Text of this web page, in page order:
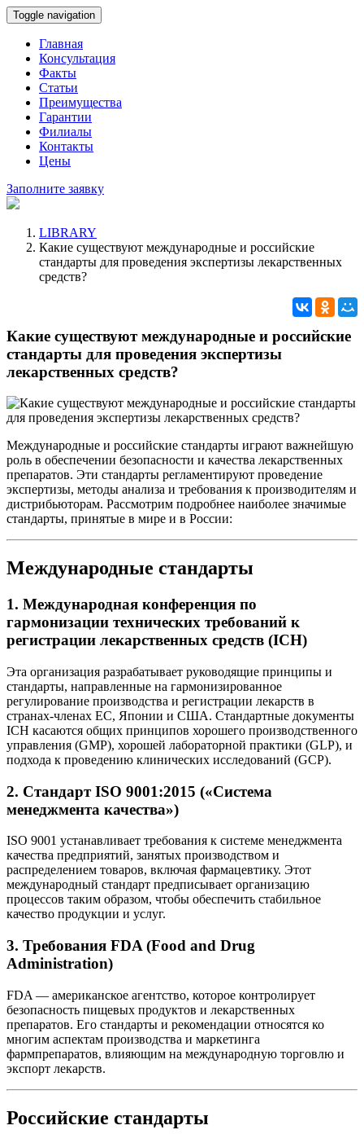
Toggle navigation
Главная
Консультация
Факты
Статьи
Преимущества
Гарантии
Филиалы
Контакты
Цены
Заполните заявку
LIBRARY
Какие существуют международные и российские
стандарты для проведения экспертизы лекарственных
средств?
Какие существуют международные и российские
стандарты для проведения экспертизы
лекарственных средств?
Международные и российские стандарты играют важнейшую
роль в обеспечении безопасности и качества лекарственных
препаратов. Эти стандарты регламентируют проведение
экспертизы, методы анализа и требования к производителям и
дистрибьюторам. Рассмотрим подробнее наиболее значимые
стандарты, принятые в мире и в России:
Международные стандарты
1. Международная конференция по
гармонизации технических требований к
регистрации лекарственных средств (ICH)
Эта организация разрабатывает руководящие принципы и
стандарты, направленные на гармонизированное
регулирование производства и регистрации лекарств в
странах-членах ЕС, Японии и США. Стандартные документы
ICH касаются общих принципов хорошего производственного
управления (GMP), хорошей лабораторной практики (GLP), и
подхода к проведению клинических исследований (GCP).
2. Стандарт ISO 9001:2015 («Система
менеджмента качества»)
ISO 9001 устанавливает требования к системе менеджмента
качества предприятий, занятых производством и
распределением товаров, включая фармацевтику. Этот
международный стандарт предписывает организацию
процессов таким образом, чтобы обеспечить стабильное
качество продукции и услуг.
3. Требования FDA (Food and Drug
Administration)
FDA — американское агентство, которое контролирует
безопасность пищевых продуктов и лекарственных
препаратов. Его стандарты и рекомендации относятся ко
многим аспектам производства и маркетинга
фармпрепаратов, влияющим на международную торговлю и
экспорт лекарств.
Российские стандарты